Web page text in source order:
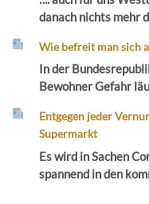
danach nichts mehr
Wie befreit man sich
In der
Bewohner Gefahr
Entgegen jeder
Supermarkt
Es wird in Sachen
spannend in den